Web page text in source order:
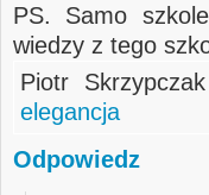
PS. Samo
wiedzy z tego
Piotr
elegancja
Odpowiedz